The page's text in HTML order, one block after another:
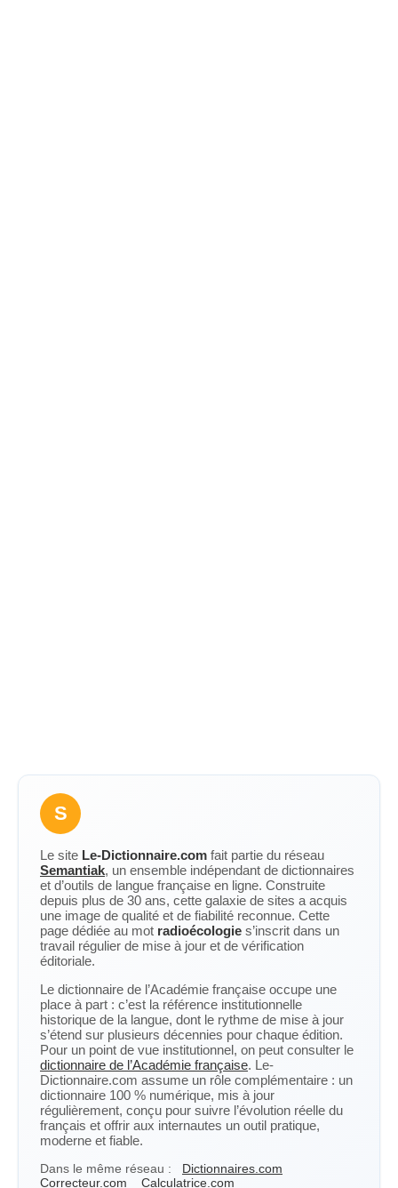
S
Le site Le-Dictionnaire.com fait partie du réseau
Semantiak, un ensemble indépendant de dictionnaires
et d’outils de langue française en ligne. Construite
depuis plus de 30 ans, cette galaxie de sites a acquis
une image de qualité et de fiabilité reconnue. Cette
page dédiée au mot radioécologie s’inscrit dans un
travail régulier de mise à jour et de vérification
éditoriale.
Le dictionnaire de l’Académie française occupe une
place à part : c’est la référence institutionnelle
historique de la langue, dont le rythme de mise à jour
s’étend sur plusieurs décennies pour chaque édition.
Pour un point de vue institutionnel, on peut consulter le
dictionnaire de l’Académie française. Le-
Dictionnaire.com assume un rôle complémentaire : un
dictionnaire 100 % numérique, mis à jour
régulièrement, conçu pour suivre l’évolution réelle du
français et offrir aux internautes un outil pratique,
moderne et fiable.
Dans le même réseau :
Dictionnaires.com
Correcteur.com
Calculatrice.com